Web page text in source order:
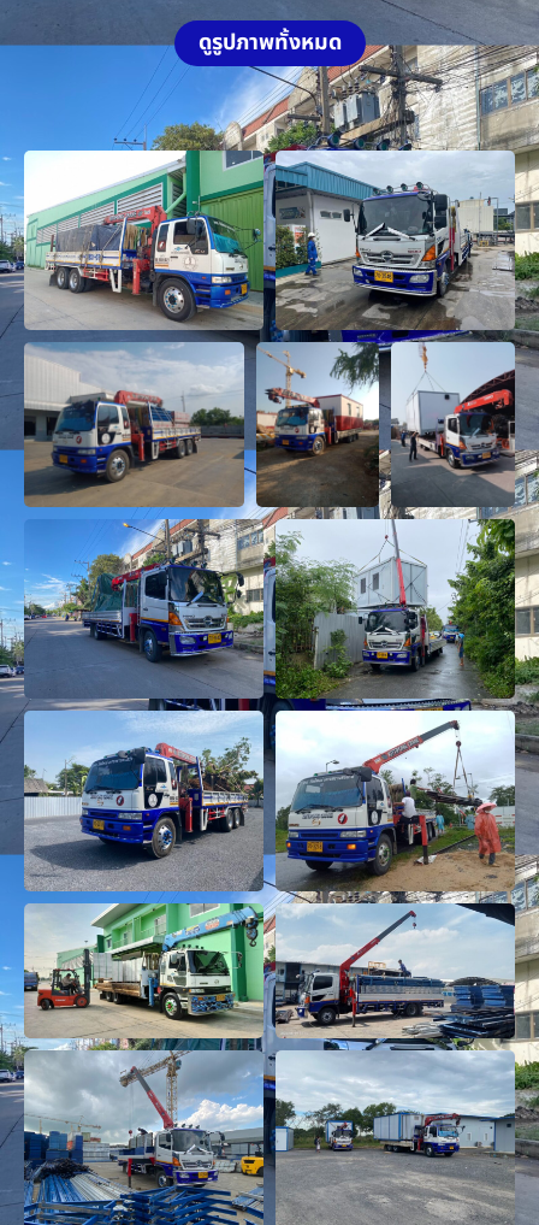
ดูรูปภาพทั้งหมด